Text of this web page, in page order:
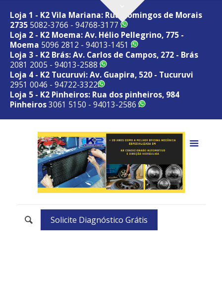
Loja 1 - K2 Vila Mariana: Rua Domingos de Morais
2735 5082-3766 - 94768-3177
Loja 2 - K2 Moema: Av. Hélio Pellegrino, 775 -
Moema 5096 2812 - 94013-1451
Loja 3 - K2 Brás: Av. Carlos de Campos, 272 - Brás
2081 2005 - 94013-2588
Loja 4 - K2 Tucuruvi: Av. Guapira, 520 - Tucuruvi
2951 0046 - 94722-3322
Loja 5 - K2 Pinheiros: Rua dos pinheiros, 984
Pinheiros3061 5150 - 94013-2586
Solicite Diagnóstico Grátis